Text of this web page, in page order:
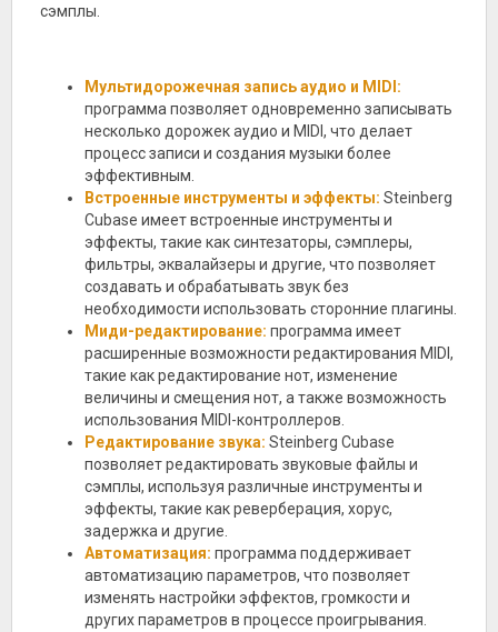
сэмплы.
Мультидорожечная запись аудио и MIDI:
программа позволяет одновременно записывать
несколько дорожек аудио и MIDI, что делает
процесс записи и создания музыки более
эффективным.
Встроенные инструменты и эффекты: Steinberg
Cubase имеет встроенные инструменты и
эффекты, такие как синтезаторы, сэмплеры,
фильтры, эквалайзеры и другие, что позволяет
создавать и обрабатывать звук без
необходимости использовать сторонние плагины.
Миди-редактирование: программа имеет
расширенные возможности редактирования MIDI,
такие как редактирование нот, изменение
величины и смещения нот, а также возможность
использования MIDI-контроллеров.
Редактирование звука: Steinberg Cubase
позволяет редактировать звуковые файлы и
сэмплы, используя различные инструменты и
эффекты, такие как реверберация, хорус,
задержка и другие.
Автоматизация: программа поддерживает
автоматизацию параметров, что позволяет
изменять настройки эффектов, громкости и
других параметров в процессе проигрывания.